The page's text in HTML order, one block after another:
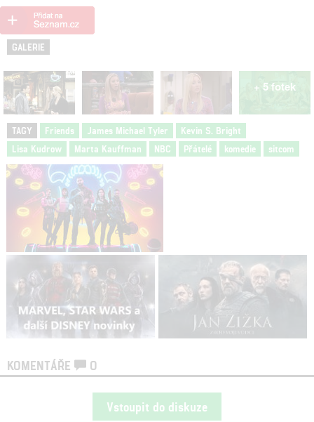
GALERIE
+ 5 fotek
TAGY Friends James Michael Tyler
Kevin S. Bright
Lisa Kudrow
Marta Kauffman NBC Přátelé komedie sitcom
KOMENTÁŘE 0
Vstoupit do diskuze